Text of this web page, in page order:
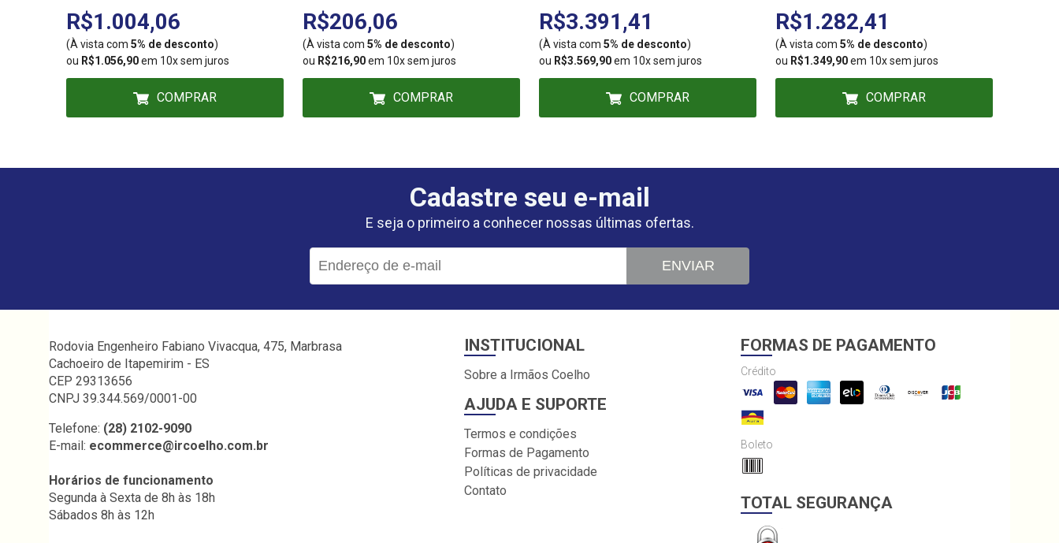
R$1.004,06
(À vista com 5% de desconto)
ou R$1.056,90em 10x sem juros
COMPRAR
R$206,06
(À vista com 5% de desconto)
ou R$216,90em 10x sem juros
COMPRAR
R$3.391,41
(À vista com 5% de desconto)
ou R$3.569,90em 10x sem juros
COMPRAR
R$1.282,41
(À vista com 5% de desconto)
ou R$1.349,90em 10x sem juros
COMPRAR
Cadastre seu e-mail
E seja o primeiro a conhecer nossas últimas ofertas.
ENVIAR
Rodovia Engenheiro Fabiano Vivacqua, 475, Marbrasa
Cachoeiro de Itapemirim - ES
CEP 29313656
CNPJ 39.344.569/0001-00
Telefone: (28) 2102-9090
E-mail: ecommerce@ircoelho.com.br
Horários de funcionamento
Segunda à Sexta de 8h às 18h
Sábados 8h às 12h
INSTITUCIONAL
Sobre a Irmãos Coelho
AJUDA E SUPORTE
Termos e condições
Formas de Pagamento
Políticas de privacidade
Contato
FORMAS DE PAGAMENTO
Crédito
Boleto
TOTAL SEGURANÇA